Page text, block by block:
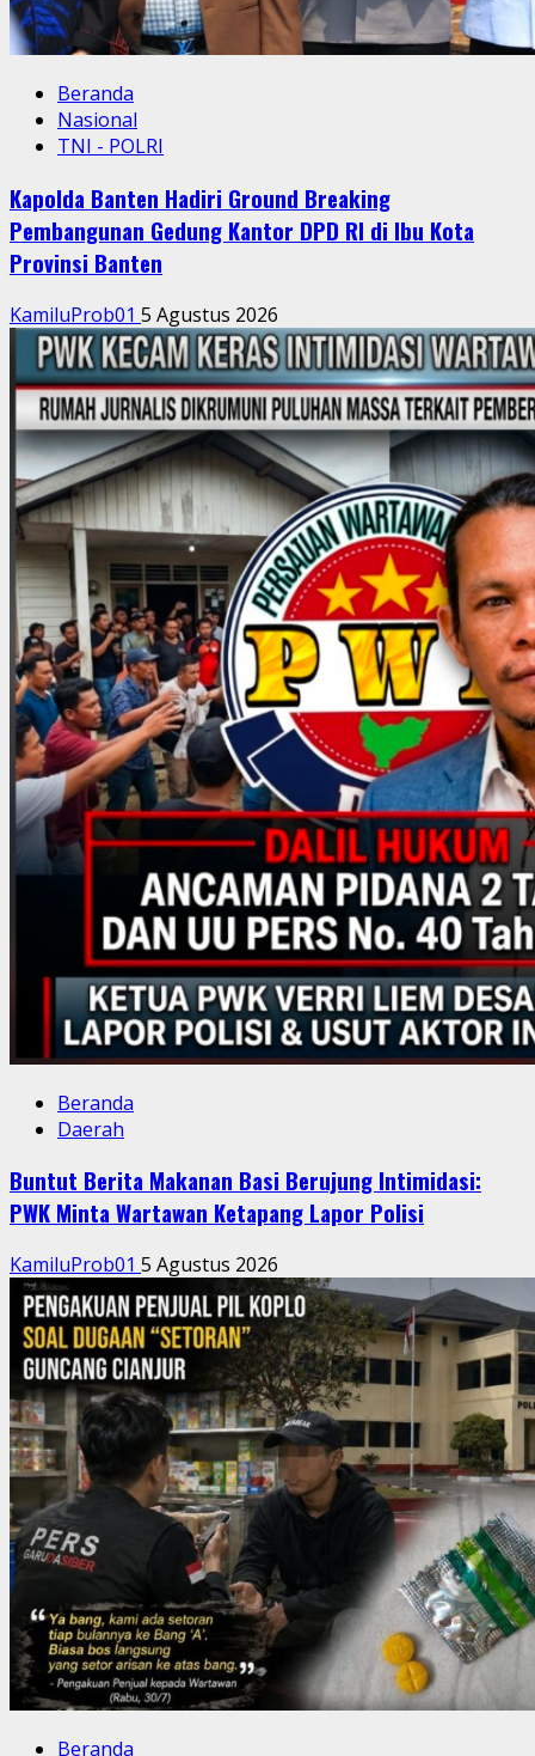
Beranda
Nasional
TNI - POLRI
Kapolda Banten Hadiri Ground Breaking
Pembangunan Gedung Kantor DPD RI di Ibu Kota
Provinsi Banten
KamiluProb01 5 Agustus 2026
Beranda
Daerah
Buntut Berita Makanan Basi Berujung Intimidasi:
PWK Minta Wartawan Ketapang Lapor Polisi
KamiluProb01 5 Agustus 2026
Beranda